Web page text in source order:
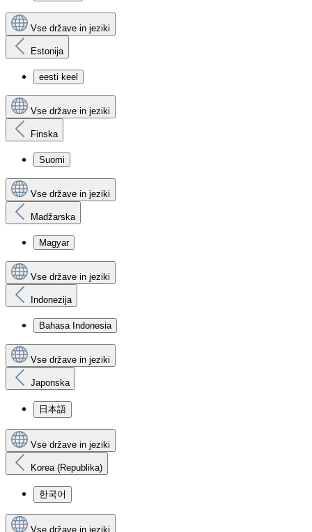
Vse države in jeziki
Estonija
eesti keel
Vse države in jeziki
Finska
Suomi
Vse države in jeziki
Madžarska
Magyar
Vse države in jeziki
Indonezija
Bahasa Indonesia
Vse države in jeziki
Japonska
日本語
Vse države in jeziki
Korea (Republika)
한국어
Vse države in jeziki